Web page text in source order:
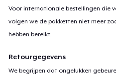
Voor internationale bestellingen die
volgen we de pakketten niet meer
hebben bereikt.
Retourgegevens
We begrijpen dat ongelukken